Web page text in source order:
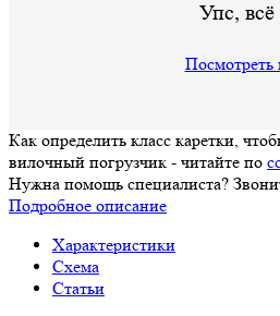
Упс,
Посмотреть
Как определить класс каретки,
вилочный погрузчик - читайте по
Нужна помощь специалиста?
Подробное описание
Характеристики
Схема
Статьи